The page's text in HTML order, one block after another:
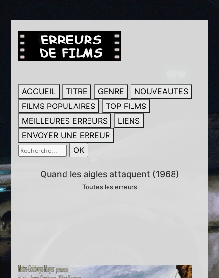
ACCUEIL TITRE GENRE
NOUVEAUTES
FILMS POPULAIRES
TOP FILMS
MEILLEURES ERREURS
LIENS
ENVOYER UNE ERREUR
Quand les aigles attaquent (1968)
Toutes les erreurs